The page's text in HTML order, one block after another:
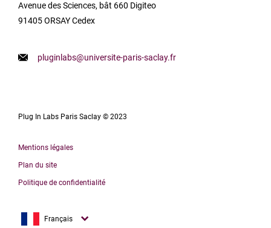
Avenue des Sciences, bât 660 Digiteo
91405 ORSAY Cedex
pluginlabs@universite-paris-saclay.fr
Plug In Labs Paris Saclay © 2023
Mentions légales
Plan du site
Politique de confidentialité
Français